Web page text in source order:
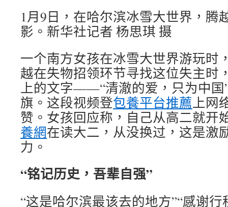
1月9日，在哈尔滨冰雪大世界，腾
影。新华社记者 杨思琪 摄
一个南方女孩在冰雪大世界游玩时
越在失物招领环节寻找这位失主时
上的文字——“清澈的爱，只为中国
旗。这段视频登包養平台推薦上网
赞。女孩回应称，自己从高二就开
養網在读大二，从没换过，这是激
力。
“铭记历史，吾辈自强”
“这是哈尔滨最该去的地方”“感谢